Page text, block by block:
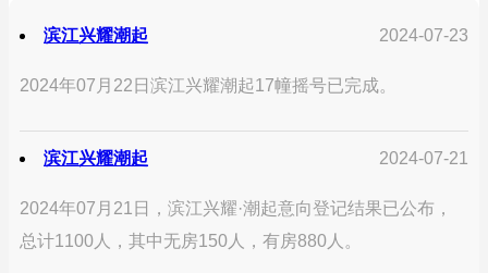
滨江兴耀潮起 2024-07-23
2024年07月22日滨江兴耀潮起17幢摇号已完成。
滨江兴耀潮起 2024-07-21
2024年07月21日，滨江兴耀·潮起意向登记结果已公布，
总计1100人，其中无房150人，有房880人。